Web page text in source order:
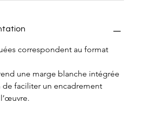
correspondent au format
une marge blanche intégrée
de faciliter un encadrement